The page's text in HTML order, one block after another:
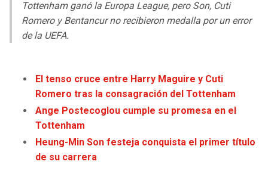
LIGA DE EXPANSIÓN MX
LEAGUES CUP
UEFA EUROPA LEAGUE
UEFA CONFERENCE LEAGUE
COPA SUDAMERICANA
LIGA BETPLAY
RAVENS
BENGALS
BROWNS
PACERS
BUCKS
HAWKS
Tottenham ganó la Europa League, pero Son, Cuti
Romero y Bentancur no recibieron medalla por un error
de la UEFA.
El tenso cruce entre Harry Maguire y Cuti
Romero tras la consagración del Tottenham
Ange Postecoglou cumple su promesa en el
Tottenham
Heung-Min Son festeja conquista el primer título
de su carrera